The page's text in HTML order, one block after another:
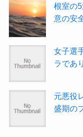
根室の
意の安
女子選
ラであ
元悪役
盛期の